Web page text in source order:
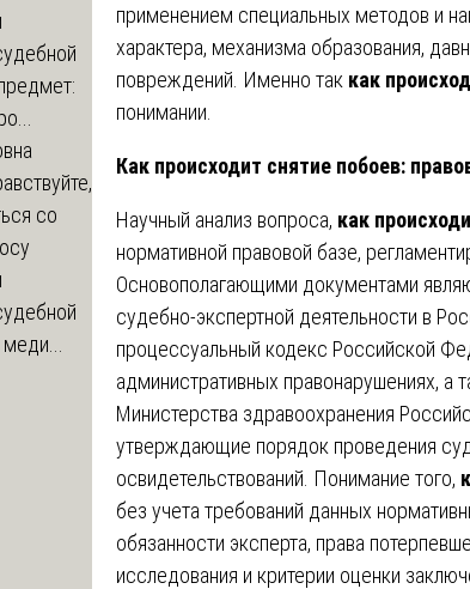
применением специальных методов и
характера, механизма образования,
повреждений. Именно так как
понимании.
Как происходит снятие побоев:
Научный анализ вопроса, как
нормативной правовой базе,
Основополагающими документами
судебно-экспертной деятельности в
процессуальный кодекс Российской
административных правонарушениях,
Министерства здравоохранения
утверждающие порядок проведения
освидетельствований. Понимание того,
без учета требований данных
обязанности эксперта, права
исследования и критерии оценки
со